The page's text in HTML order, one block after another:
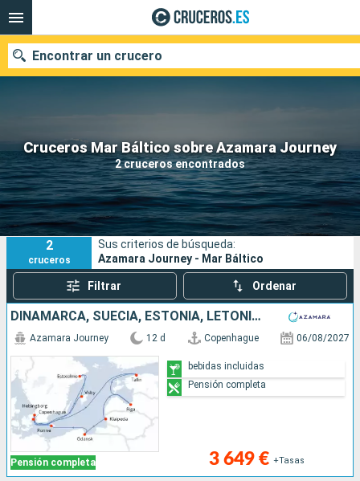
Cruceros Mar Báltico sobre Azamara Journey
2 cruceros encontrados
Encontrar un crucero
Nuestros destinos
Fecha de salida
Puertos Compañías
Buscar
2
cruceros
Sus criterios de búsqueda:
Azamara Journey - Mar Báltico
Filtrar Ordenar
DINAMARCA, SUECIA, ESTONIA, LETONIA, LITUANIA, POLONIA
Pensión completa
Azamara Journey 12 d Copenhague 06/08/2027
3 649 € +Tasas
bebidas incluidas
Pensión completa